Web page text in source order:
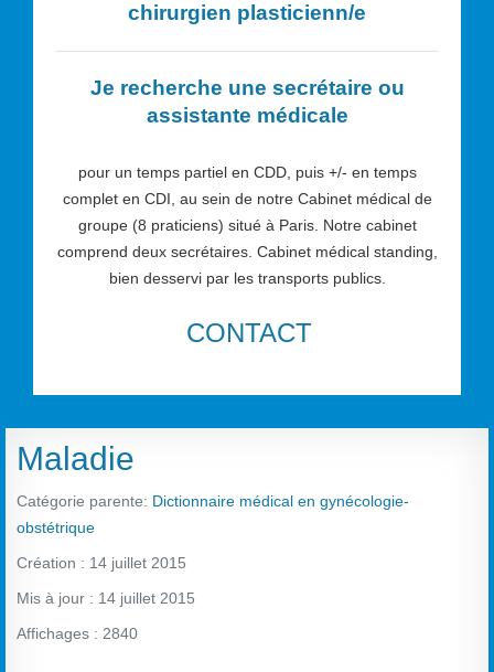
chirurgien plasticienn/e
Je recherche une secrétaire ou
assistante médicale
pour un temps partiel en CDD, puis +/- en temps
complet en CDI, au sein de notre Cabinet médical de
groupe (8 praticiens) situé à Paris. Notre cabinet
comprend deux secrétaires. Cabinet médical standing,
bien desservi par les transports publics.
CONTACT
Maladie
Catégorie parente: Dictionnaire médical en gynécologie-
obstétrique
Création : 14 juillet 2015
Mis à jour : 14 juillet 2015
Affichages : 2840